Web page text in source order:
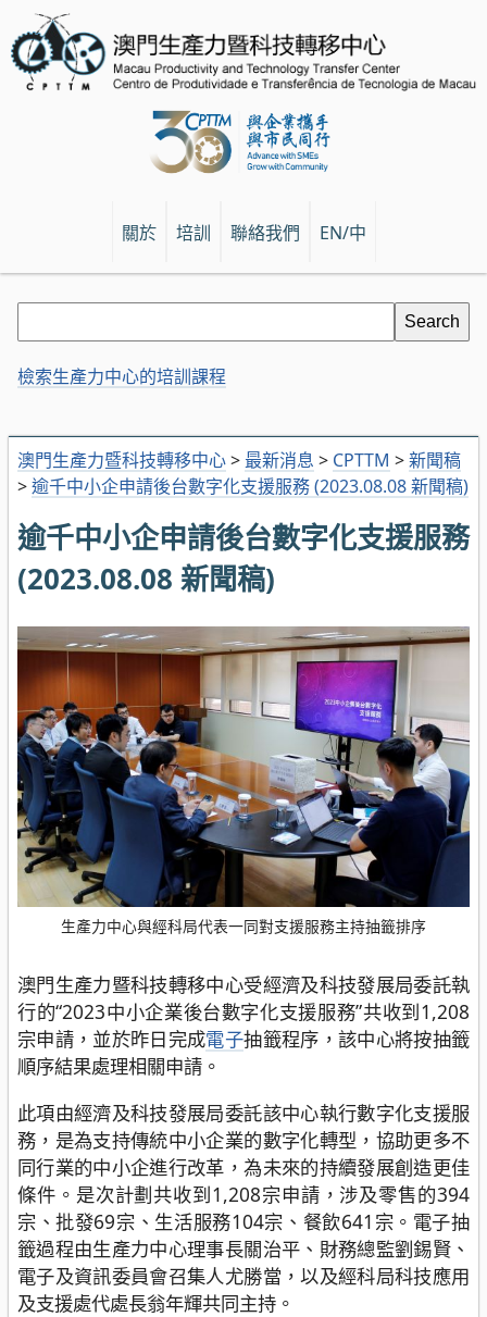
關於 培訓 聯絡我們 EN/中
澳門生產力暨科技轉移中心> 最新消息 > CPTTM >新聞稿
>逾千中小企申請後台數字化支援服務 (2023.08.08 新聞稿)
逾千中小企申請後台數字化支援服務
(2023.08.08 新聞稿)
生產力中心與經科局代表一同對支援服務主持抽籤排序
澳門生產力暨科技轉移中心受經濟及科技發展局委託執
行的“2023中小企業後台數字化支援服務”共收到1,208
宗申請，並於昨日完成電子抽籤程序，該中心將按抽籤
順序結果處理相關申請。
此項由經濟及科技發展局委託該中心執行數字化支援服
務，是為支持傳統中小企業的數字化轉型，協助更多不
同行業的中小企進行改革，為未來的持續發展創造更佳
條件。是次計劃共收到1,208宗申請，涉及零售的394
宗、批發69宗、生活服務104宗、餐飲641宗。電子抽
籤過程由生產力中心理事長關治平、財務總監劉錫賢、
電子及資訊委員會召集人尤勝當，以及經科局科技應用
及支援處代處長翁年輝共同主持。
檢索生產力中心的培訓課程